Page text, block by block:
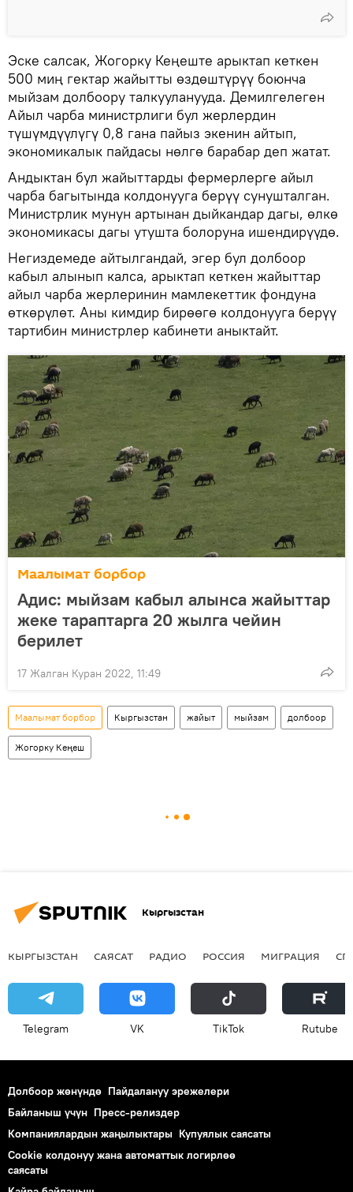
Эске салсак, Жогорку Кеңеште арыктап кеткен
500 миң гектар жайытты өздөштүрүү боюнча
мыйзам долбоору талкууланууда. Демилгелеген
Айыл чарба министрлиги бул жерлердин
түшүмдүүлүгү 0,8 гана пайыз экенин айтып,
экономикалык пайдасы нөлгө барабар деп жатат.
Андыктан бул жайыттарды фермерлерге айыл
чарба багытында колдонууга берүү сунушталган.
Министрлик мунун артынан дыйкандар дагы, өлкө
экономикасы дагы утушта болоруна ишендирүүдө.
Негиздемеде айтылгандай, эгер бул долбоор
кабыл алынып калса, арыктап кеткен жайыттар
айыл чарба жерлеринин мамлекеттик фондуна
өткөрүлөт. Аны кимдир бирөөгө колдонууга берүү
тартибин министрлер кабинети аныктайт.
Маалымат борбор
Адис: мыйзам кабыл алынса жайыттар
жеке тараптарга 20 жылга чейин
берилет
17 Жалган Куран 2022, 11:49
Маалымат борбор Кыргызстан жайыт мыйзам долбоор
Жогорку Кеңеш
Кыргызстан
КЫРГЫЗСТАН САЯСАТ РАДИО РОССИЯ МИГРАЦИЯ
Telegram VK ТikТоk Rutube
Долбоор жөнүндө Пайдалануу эрежелери
Байланыш үчүн Пресс-релиздер
Компаниялардын жаңылыктары Купуялык саясаты
Cookie колдонуу жана автоматтык логирлөө
саясаты